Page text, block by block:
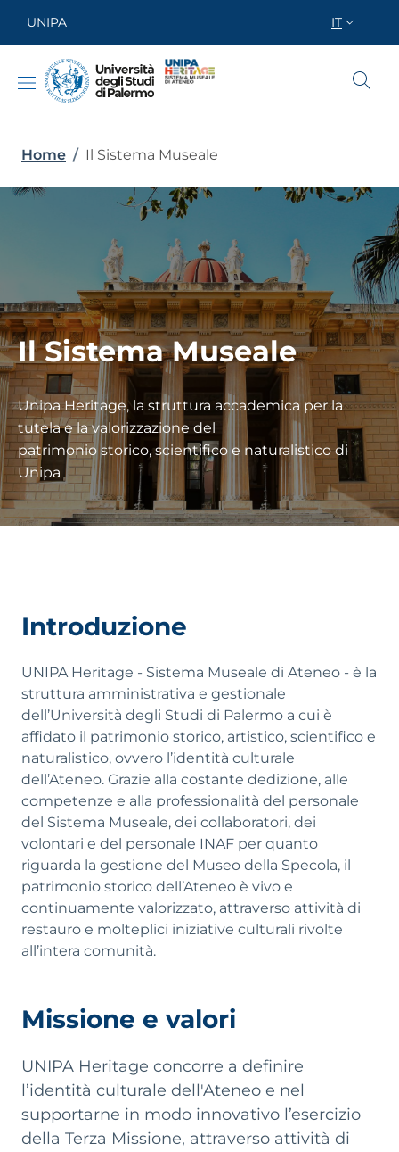
UNIPA IT
Briciole di pane
Home / Il Sistema Museale
Il Sistema Museale
Unipa Heritage, la struttura accademica per la
tutela e la valorizzazione del
patrimonio storico, scientifico e naturalistico di
Unipa
Introduzione
UNIPA Heritage - Sistema Museale di Ateneo - è la
struttura amministrativa e gestionale
dell’Università degli Studi di Palermo a cui è
affidato il patrimonio storico, artistico, scientifico e
naturalistico, ovvero l’identità culturale
dell’Ateneo. Grazie alla costante dedizione, alle
competenze e alla professionalità del personale
del Sistema Museale, dei collaboratori, dei
volontari e del personale INAF per quanto
riguarda la gestione del Museo della Specola, il
patrimonio storico dell’Ateneo è vivo e
continuamente valorizzato, attraverso attività di
restauro e molteplici iniziative culturali rivolte
all’intera comunità.
Missione e valori
UNIPA Heritage concorre a definire
l’identità culturale dell'Ateneo e nel
supportarne in modo innovativo l’esercizio
della Terza Missione, attraverso attività di